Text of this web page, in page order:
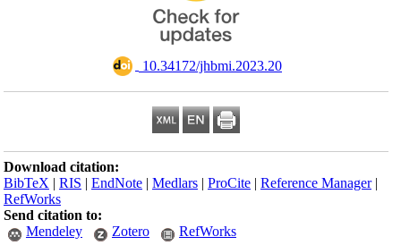
‎ 10.34172/jhbmi.2023.20
Download citation:
BibTeX |RIS |EndNote |Medlars |ProCite |Reference Manager
RefWorks
Send citation to:
Mendeley
Zotero RefWorks